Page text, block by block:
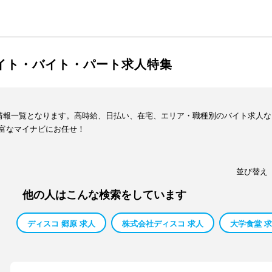
・バイト・パート求人特集
一覧となります。高時給、日払い、在宅、エリア・職種別のバイト求人
なマイナビにお任せ！
並び替え
他の人はこんな検索をしています
ディスコ 郷原 求人 株式会社ディスコ 求人 大学食堂